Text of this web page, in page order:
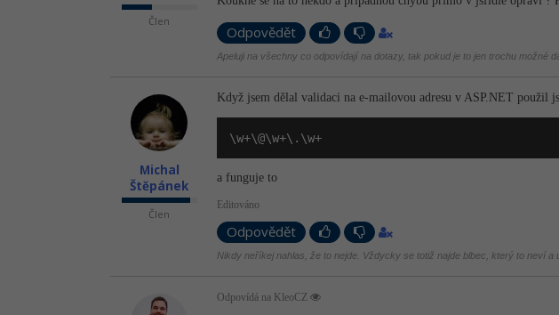
Člen
Odpovědět
Apeluji na všechny co odpovídají na dotazy, tak pokud je to jen trochu možné
Michal
Štěpánek
Člen
Když jsem dělal validaci na e-mailovou adresu v ASP.NET použil
\w+\@\w+\.\w+
a funguje to
Editováno
Odpovědět
Nikdy neříkej nahlas, že to nejde. Vždycky se totiž najde blbec, který to neví a
Odpovídá na KleoCZ